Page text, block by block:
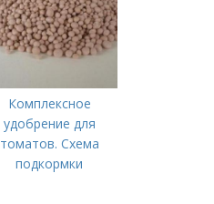
Комплексное
удобрение для
томатов. Схема
подкормки